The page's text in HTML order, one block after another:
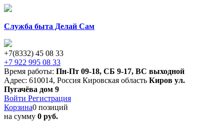
Служба быта Делай Сам
+7(8332) 45 08 33
+7 922 995 08 33
Время работы: Пн-Пт 09-18, СБ 9-17, ВС выходной
Адрес: 610014, Россия Кировская область Киров ул.
Пугачёва дом 9
Войти Регистрация
Корзина0 позиций
на сумму 0 руб.